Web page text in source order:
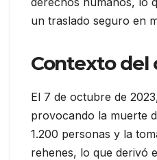
un traslado seguro en
Contexto del
El 7 de octubre de
provocando la muerte
1.200 personas y la
rehenes, lo que derivó